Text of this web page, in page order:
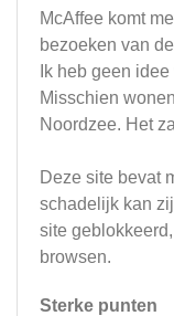
McAffee komt
bezoeken van
Ik heb geen
Misschien
Noordzee. Het
Deze site bevat
schadelijk kan
site
browsen.
Sterke punten